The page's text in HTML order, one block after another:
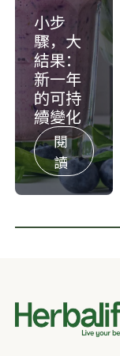
小步
驟，大
結果：
新一年
的可持
續變化
閱
讀